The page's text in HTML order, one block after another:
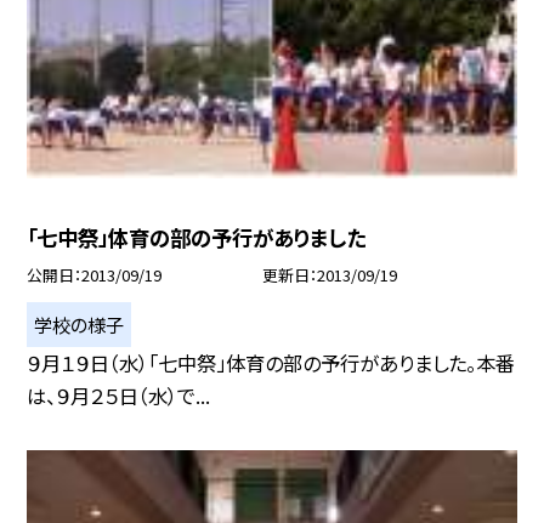
「七中祭」体育の部の予行がありました
公開日 2013/09/19 更新日 2013/09/19
学校の様子
９月１９日（水）「七中祭」体育の部の予行がありました。本番
は、９月２５日（水）で...